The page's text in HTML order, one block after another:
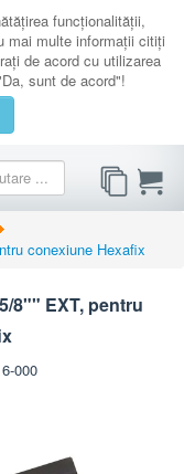
funcţionalităţii,
mai multe informaţii citiţi
de acord cu utilizarea
sunt de acord"!
conexiune Hexafix
8"" EXT, pentru
000